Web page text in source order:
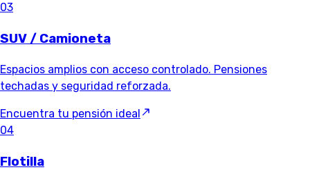
03
SUV / Camioneta
Espacios amplios con acceso controlado. Pensiones
techadas y seguridad reforzada.
Encuentra tu pensión ideal
04
Flotilla